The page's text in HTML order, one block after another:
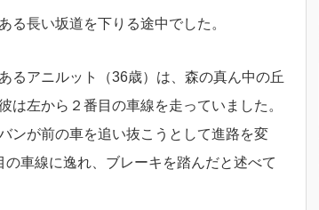
る長い坂道を下りる途中でした。
るアニルット（36歳）は、森の真ん中の丘
は左から２番目の車線を走っていました。
ンが前の車を追い抜こうとして進路を変
車線に逸れ、ブレーキを踏んだと述べて